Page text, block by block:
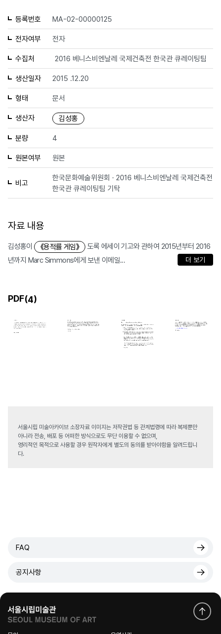
등록번호 MA-02-00000125
전자여부 전자
수집처 2016 베니스비엔날레 국제건축전 한국관 큐레이팅팀
생산일자 2015 .12.20
형태 문서
생산자 김성홍
분량 4
원본여부 원본
비고
한국문화예술위원회 · 2016 베니스비엔날레 국제건축전
한국관 큐레이팅팀 기탁
자료 내용
김성홍이 《용적률 게임》
도록 에세이 기고와 관하여 2015년부터 2016
년까지 Marc Simmons에게 보낸 이메일...
더 보기
PDF(4)
서울시립 미술아카이브 소장자료 이미지는 저작권법 등 관계법령에 따라 복제뿐만
아니라 전송, 배포 등 어떠한 방식으로도 무단 이용할 수 없으며,
영리적인 목적으로 사용할 경우 원작자에게 별도의 동의를 받아야함을 알려드립니
다.
FAQ
공지사항